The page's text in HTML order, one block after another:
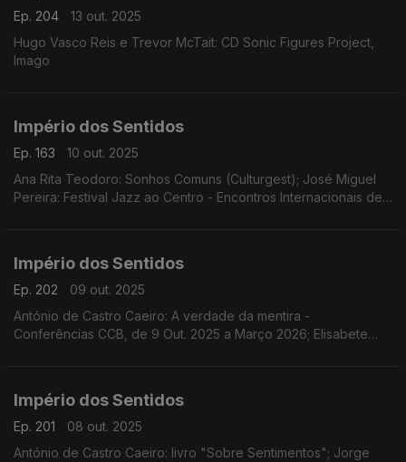
Ep. 204
13 out. 2025
Hugo Vasco Reis e Trevor McTait: CD Sonic Figures Project,
Imago
Império dos Sentidos
Ep. 163
10 out. 2025
Ana Rita Teodoro: Sonhos Comuns (Culturgest); José Miguel
Pereira: Festival Jazz ao Centro - Encontros Internacionais de
Império dos Sentidos
Ep. 202
09 out. 2025
António de Castro Caeiro: A verdade da mentira -
Conferências CCB, de 9 Out. 2025 a Março 2026; Elisabete
Império dos Sentidos
Ep. 201
08 out. 2025
António de Castro Caeiro: livro "Sobre Sentimentos"; Jorge